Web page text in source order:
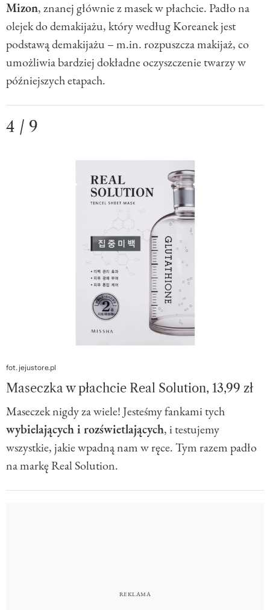
Mizon, znanej głównie z masek w płachcie. Padło na
olejek do demakijażu, który według Koreanek jest
podstawą demakijażu – m.in. rozpuszcza makijaż, co
umożliwia bardziej dokładne oczyszczenie twarzy w
późniejszych etapach.
4 / 9
fot. jejustore.pl
Maseczka w płachcie Real Solution, 13,99 zł
Maseczek nigdy za wiele! Jesteśmy fankami tych
wybielających i rozświetlających, i testujemy
wszystkie, jakie wpadną nam w ręce. Tym razem padło
na markę Real Solution.